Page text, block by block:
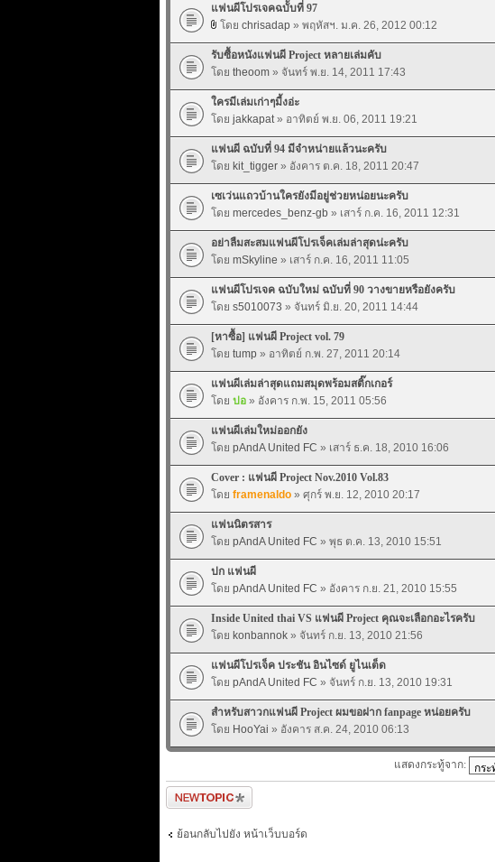
แฟนผีโปรเจคฉบัับที่ 97
โดย chrisadap» พฤหัสฯ. ม.ค. 26, 2012 00:12
รับซื้อหนังแฟนผี Project หลายเล่มคับ
โดย theoom» จันทร์ พ.ย. 14, 2011 17:43
ใครมีเล่มเก่าๆมี้งอ่ะ
โดย jakkapat» อาทิตย์ พ.ย. 06, 2011 19:21
แฟนผี ฉบับที่ 94 มีจำหน่ายแล้วนะครับ
โดย kit_tigger» อังคาร ต.ค. 18, 2011 20:47
เซเว่นแถวบ้านใครยังมีอยู่ช่วยหน่อยนะครับ
โดย mercedes_benz-gb» เสาร์ ก.ค. 16, 2011 12:31
อย่าลืมสะสมแฟนผีโปรเจ็คเล่มล่าสุดน่ะครับ
โดย mSkyline » เสาร์ ก.ค. 16, 2011 11:05
แฟนผีโปรเจค ฉบับใหม่ ฉบับที่ 90 วางขายหรือยังครับ
โดย s5010073 » จันทร์ มิ.ย. 20, 2011 14:44
[หาซื้อ] แฟนผี Project vol. 79
โดย tump » อาทิตย์ ก.พ. 27, 2011 20:14
แฟนผีเล่มล่าสุดแถมสมุดพร้อมสติ๊กเกอร์
โดย ปอ» อังคาร ก.พ. 15, 2011 05:56
แฟนผีเล่มใหม่ออกยัง
โดย pAndA United FC » เสาร์ ธ.ค. 18, 2010 16:06
Cover : แฟนผี Project Nov.2010 Vol.83
โดย framenaldo» ศุกร์ พ.ย. 12, 2010 20:17
แฟนนิตรสาร
โดย pAndA United FC » พุธ ต.ค. 13, 2010 15:51
ปก แฟนผี
โดย pAndA United FC » อังคาร ก.ย. 21, 2010 15:55
Inside United thai VS แฟนผี Project คุณจะเลือกอะไรครับ
โดย konbannok» จันทร์ ก.ย. 13, 2010 21:56
แฟนผีโปรเจ็ค ประชัน อินไซด์ ยูไนเต็ด
โดย pAndA United FC » จันทร์ ก.ย. 13, 2010 19:31
สำหรับสาวกแฟนผี Project ผมขอฝาก fanpage หน่อยครับ
โดย HooYai » อังคาร ส.ค. 24, 2010 06:13
แสดงกระทู้จาก:
ตั้งกระทู้ใหม่
ย้อนกลับไปยัง หน้าเว็บบอร์ด